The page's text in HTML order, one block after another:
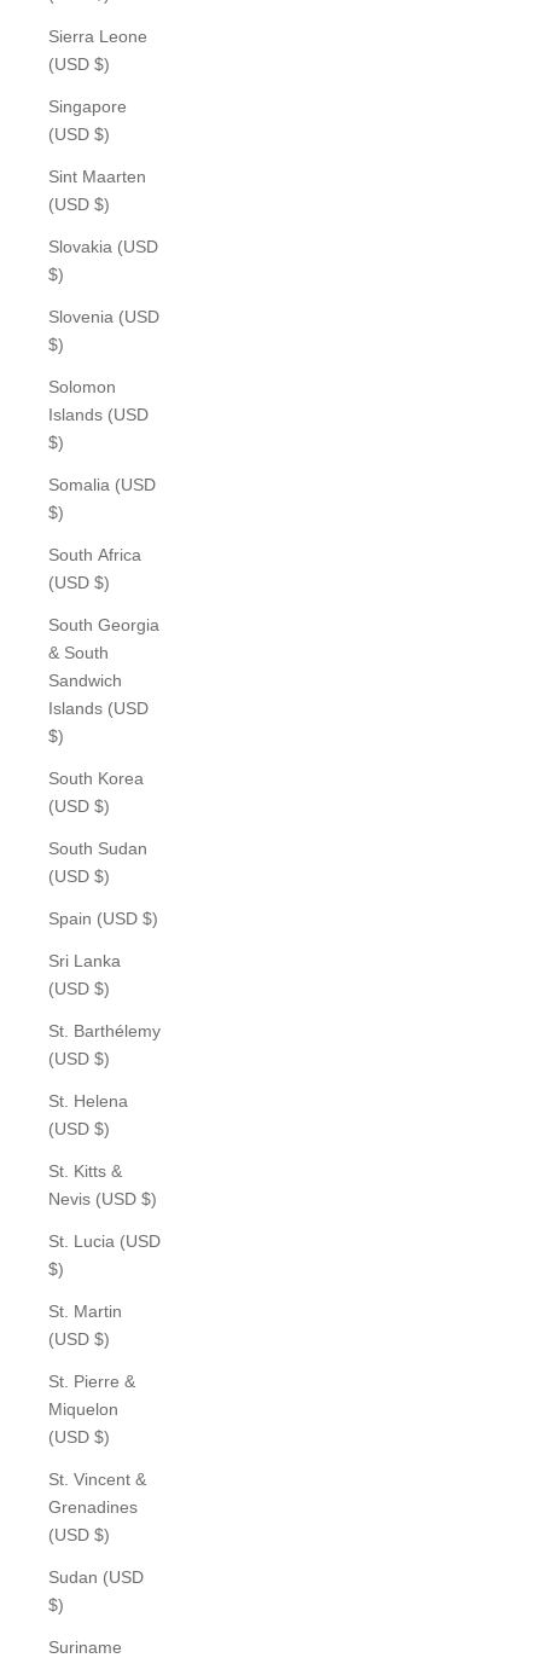
Sierra Leone
(USD $)
Singapore
(USD $)
Sint Maarten
(USD $)
Slovakia (USD
$)
Slovenia (USD
$)
Solomon
Islands (USD
$)
Somalia (USD
$)
South Africa
(USD $)
South Georgia
& South
Sandwich
Islands (USD
$)
South Korea
(USD $)
South Sudan
(USD $)
Spain (USD $)
Sri Lanka
(USD $)
St. Barthélemy
(USD $)
St. Helena
(USD $)
St. Kitts &
Nevis (USD $)
St. Lucia (USD
$)
St. Martin
(USD $)
St. Pierre &
Miquelon
(USD $)
St. Vincent &
Grenadines
(USD $)
Sudan (USD
$)
Suriname